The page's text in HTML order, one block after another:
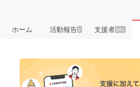
ホーム 活動報告2 支援者99+